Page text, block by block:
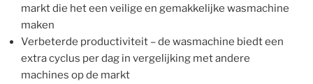
markt die het een veilige en gemakkelijke wasmachine
maken
Verbeterde productiviteit – de wasmachine biedt een
extra cyclus per dag in vergelijking met andere
machines op de markt